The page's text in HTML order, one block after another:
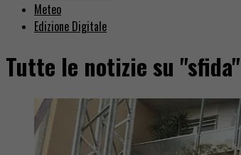
Meteo
Edizione Digitale
Tutte le notizie su "sfida"